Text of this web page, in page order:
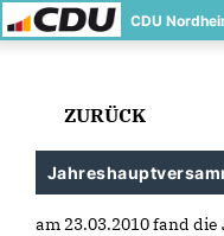
CDU
ZURÜCK
am 23.03.2010 fand